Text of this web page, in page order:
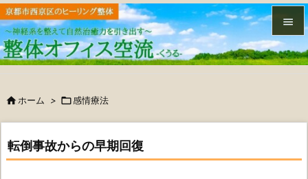


メニュ


 ホーム > 感情療法
転倒事故からの早期回復